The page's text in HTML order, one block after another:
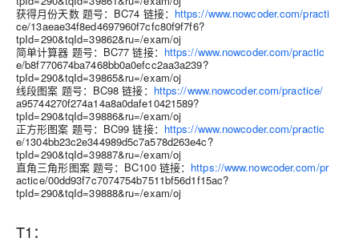
获得⽉份天数 题号：BC74 链接： https://www.nowcoder.com/practi
ce/13aeae34f8ed4697960f7cfc80f9f7f6?
tpId=290&tqId=39862&ru=/exam/oj
简单计算器 题号：BC77 链接： https://www.nowcoder.com/practic
e/b8f770674ba7468bb0a0efcc2aa3a239?
tpId=290&tqId=39865&ru=/exam/oj
线段图案 题号：BC98 链接： https://www.nowcoder.com/practice/
a95744270f274a14a8a0dafe10421589?
tpId=290&tqId=39886&ru=/exam/oj
正⽅形图案 题号：BC99 链接： https://www.nowcoder.com/practic
e/1304bb23c2e344989d5c7a578d263e4c?
tpId=290&tqId=39887&ru=/exam/oj
直⻆三⻆形图案 题号：BC100 链接： https://www.nowcoder.com/pr
actice/00dd93f7c7074754b7511bf56d1f15ac?
tpId=290&tqId=39888&ru=/exam/oj
T1：